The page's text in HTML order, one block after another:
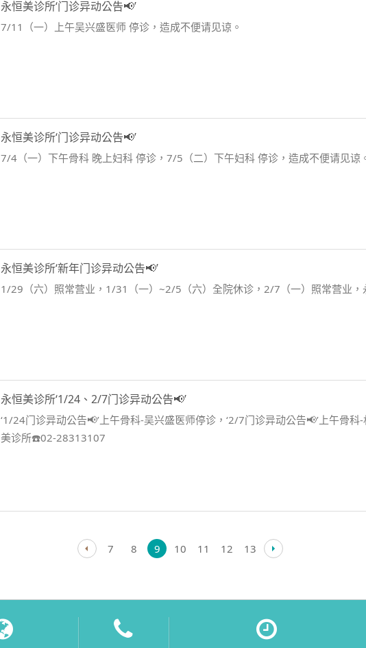
永恒美诊所‘门诊异动公告📢’
7/11（一）上午吴兴盛医师 停诊，造成不便请见谅。
永恒美诊所‘门诊异动公告📢’
7/4（一）下午骨科 晚上妇科 停诊，7/5（二）下午妇科 停诊，造成不便请见谅
永恒美诊所‘新年门诊异动公告📢’
1/29（六）照常营业，1/31（一）~2/5（六）全院休诊，2/7（一）照常营业，
永恒美诊所‘1/24、2/7门诊异动公告📢’
‘1/24门诊异动公告📢’上午骨科-吴兴盛医师停诊，‘2/7门诊异动公告📢’上午骨
美诊所☎️02-28313107
7 8 9 10 11 12 13